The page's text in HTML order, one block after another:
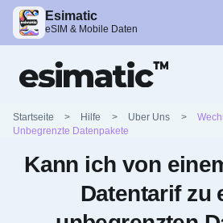
Esimatic
eSIM & Mobile Daten
Startseite > Hilfe > Uber Uns >
Unbegrenzte Datenpakete
Kann ich von
Datentarif zu